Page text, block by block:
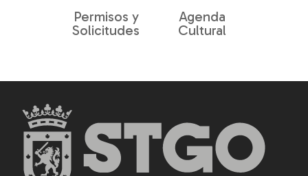
Permisos y
Solicitudes
Agenda
Cultural